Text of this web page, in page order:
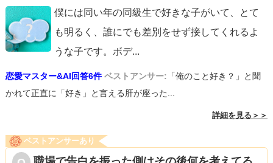
僕には同い年の同級生で好きな子がいて、とて
も明るく、誰にでも差別をせず接してくれるよ
うな子です。ボデ...
恋愛マスター&AI回答6件 ベストアンサー: 「俺のこと好き？」と聞
かれて正直に「好き」と言える肝が座った...
詳細を見る＞＞
ベストアンサーあり